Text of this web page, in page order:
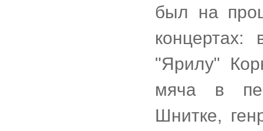
был на
концертах:
"Ярилу"
мяча в
Шнитке,